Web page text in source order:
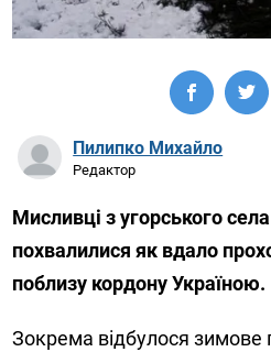
Пилипко Михайло
Редактор
Мисливці з угорського
похвалилися як вдало
поблизу кордону Україною.
Зокрема відбулося